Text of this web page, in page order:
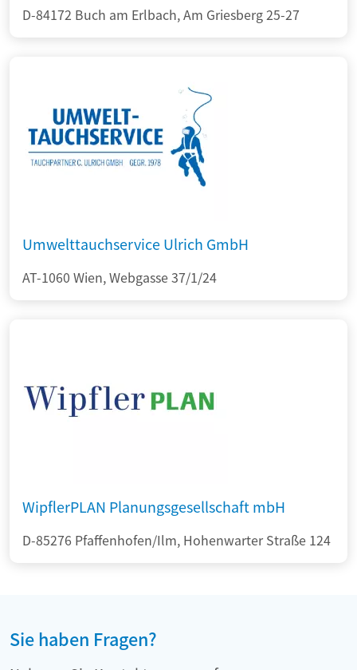
D-84172 Buch am Erlbach, Am Griesberg 25-27
Umwelttauchservice Ulrich GmbH
AT-1060 Wien, Webgasse 37/1/24
WipflerPLAN Planungsgesellschaft mbH
D-85276 Pfaffenhofen/Ilm, Hohenwarter Straße 124
Sie haben Fragen?